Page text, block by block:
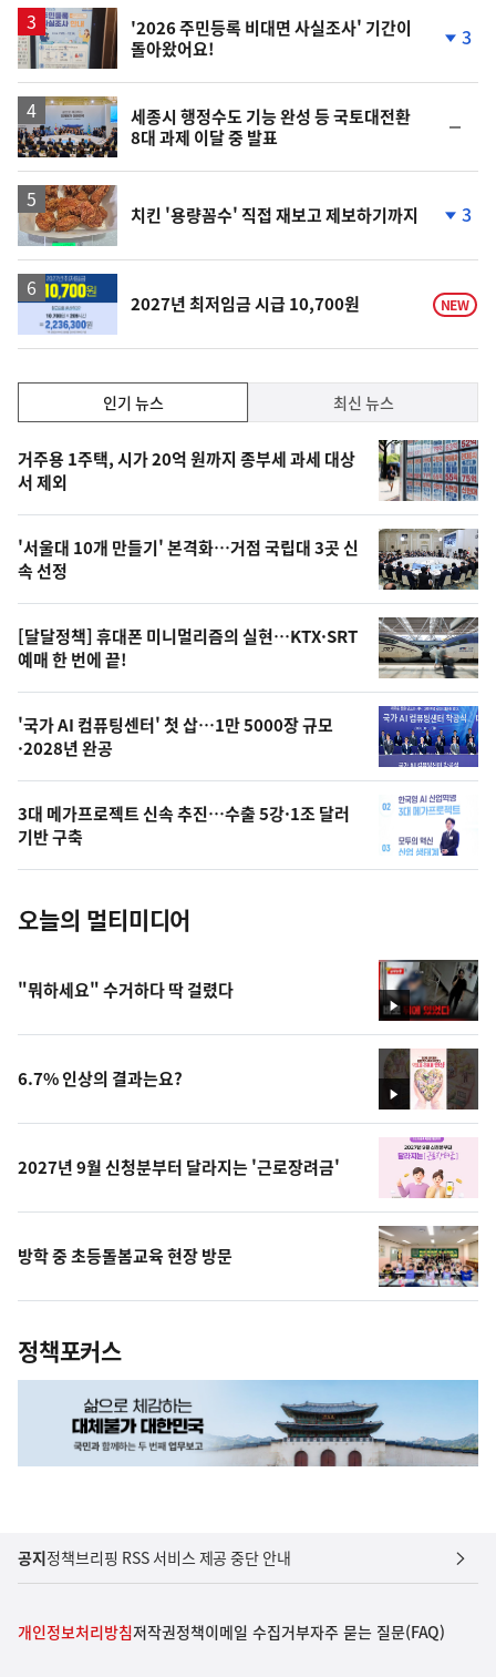
'2026 주민등록 비대면 사실조사' 기간이
돌아왔어요!
3
세종시 행정수도 기능 완성 등 국토대전환
8대 과제 이달 중 발표
일
치킨 '용량꼼수' 직접 재보고 제보하기까지
락
3
2027년 최저임금 시급 10,700원 NEW
기,
최
신,
오
늘
의
영
상
오
늘
사
진
인기 뉴스 최신 뉴스
기
뉴
스
거주용 1주택, 시가 20억 원까지 종부세 과세 대상
서 제외
'서울대 10개 만들기' 본격화…거점 국립대 3곳 신
속 선정
[달달정책] 휴대폰 미니멀리즘의 실현…KTX·SRT
예매 한 번에 끝!
'국가 AI 컴퓨팅센터' 첫 삽…1만 5000장 규모
·2028년 완공
3대 메가프로젝트 신속 추진…수출 5강·1조 달러
기반 구축
오늘의 멀티미디어
영
상
"뭐하세요" 수거하다 딱 걸렸다
영
상
6.7% 인상의 결과는요?
2027년 9월 신청분부터 달라지는 '근로장려금'
방학 중 초등돌봄교육 현장 방문
정책포커스
공지정책브리핑 RSS 서비스 제공 중단 안내
개인정보처리방침저작권정책이메일 수집거부자주 묻는 질문(FAQ)